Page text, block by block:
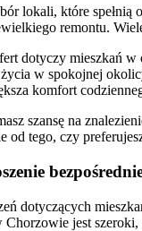
lokali, które
remontu.
dotyczy mieszkań
w spokojnej
komfort
szansę na
od tego, czy
dotyczących
jest